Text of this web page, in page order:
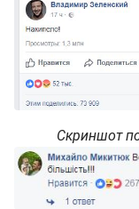
Скриншот